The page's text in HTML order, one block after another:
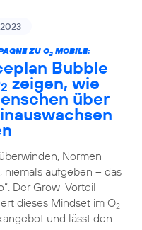
ZU O2MOBILE:
Bubble
2 zeigen, wie
über
Normen
niemals aufgeben – das
Der Grow-Vorteil
dieses Mindset im O2
und lässt den